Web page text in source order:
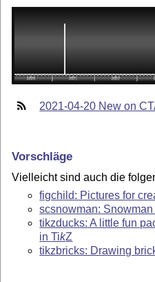
2021-04-20 New on
Vorschläge
Vielleicht sind auch die
figchild: Pictures for
scsnowman:
tikzducks: A little fun
inTikZ
tikzbricks: Drawing